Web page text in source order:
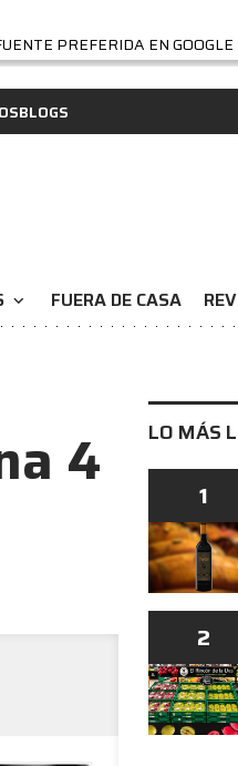
PREFERIDA EN GOOGLE
BLOGS
expand_more FUERA DE CASA
4 LO MÁS
1
2